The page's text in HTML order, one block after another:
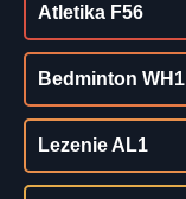
Atletika F56
Bedminton WH1
Lezenie AL1